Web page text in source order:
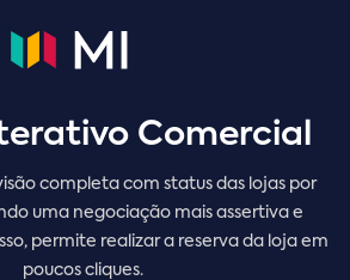
Comercial
completa com status das lojas por
uma negociação mais assertiva e
permite realizar a reserva da loja em
poucos cliques.